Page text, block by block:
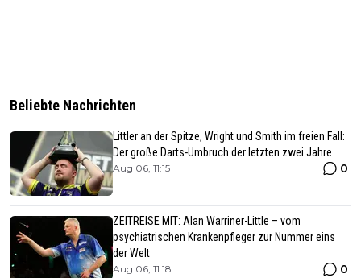
Beliebte Nachrichten
Littler an der Spitze, Wright und Smith im freien Fall:
Der große Darts-Umbruch der letzten zwei Jahre
Aug 06, 11:15 0
ZEITREISE MIT: Alan Warriner-Little – vom
psychiatrischen Krankenpfleger zur Nummer eins
der Welt
Aug 06, 11:18 0